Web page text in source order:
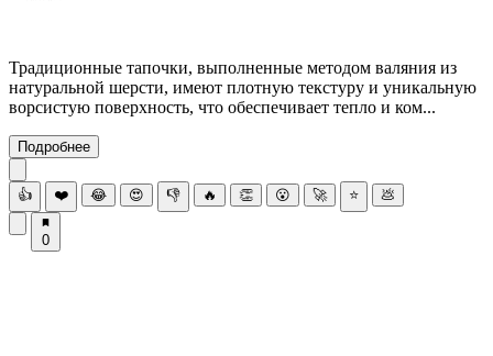
Традиционные тапочки, выполненные методом валяния из
натуральной шерсти, имеют плотную текстуру и уникальную
ворсистую поверхность, что обеспечивает тепло и ком...
Подробнее
👍 ❤️ 😂 😍 👎 🔥 👏 😮 🚀 ⭐ 💩
0